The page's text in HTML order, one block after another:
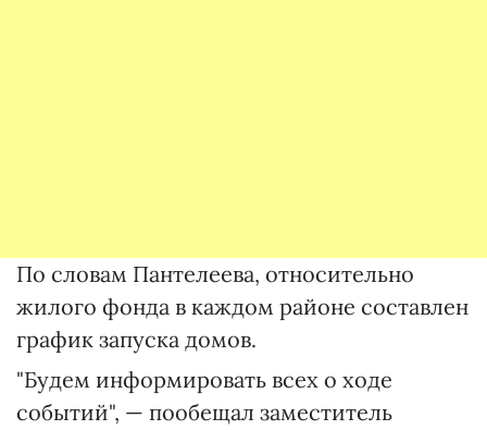
По словам Пантелеева, относительно
жилого фонда в каждом районе составлен
график запуска домов.
"Будем информировать всех о ходе
событий", — пообещал заместитель